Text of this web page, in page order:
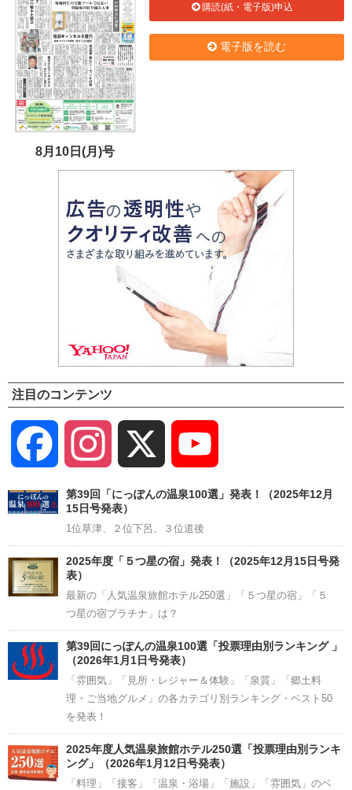
8月10日(月)号
購読(紙・電子版)申込
電子版を読む
注目のコンテンツ
Facebook Instagram
Channel
第39回「にっぽんの温泉100選」発表！（2025年12月
15日号発表）
1位草津、２位下呂、３位道後
2025年度「５つ星の宿」発表！（2025年12月15日号発
表）
最新の「人気温泉旅館ホテル250選」「５つ星の宿」「５
つ星の宿プラチナ」は？
第39回にっぽんの温泉100選「投票理由別ランキング 」
（2026年1月1日号発表）
「雰囲気」「見所・レジャー＆体験」「泉質」「郷土料
理・ご当地グルメ」の各カテゴリ別ランキング・ベスト50
を発表！
2025年度人気温泉旅館ホテル250選「投票理由別ランキ
ング」（2026年1月12日号発表）
「料理」「接客」「温泉・浴場」「施設」「雰囲気」のベ